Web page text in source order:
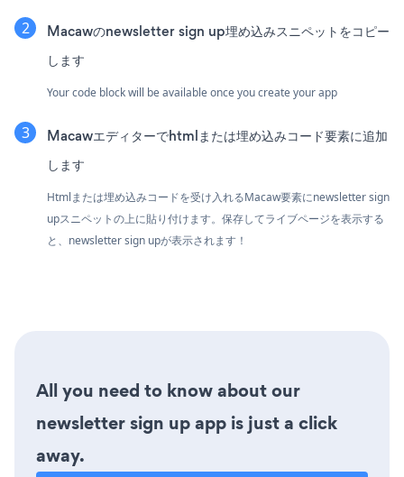
Macawのnewsletter sign up埋め込みスニペットをコピー
します
Your code block will be available once you create your app
Macawエディターでhtmlまたは埋め込みコード要素に追加
します
Htmlまたは埋め込みコードを受け入れるMacaw要素にnewsletter sign
upスニペットの上に貼り付けます。保存してライブページを表示する
と、newsletter sign upが表示されます！
All you need to know about our
newsletter sign up app is just a click
away.